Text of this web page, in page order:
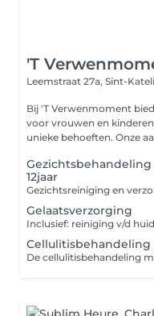
'T
Leemstraat 27a, Sint-
Bij 'T Verwenmoment
voor vrouwen en
unieke behoeften. Onze
12jaar
Gelaatsverzorging
Cellulitisbehandeling